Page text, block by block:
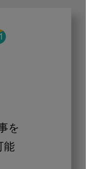
を
能